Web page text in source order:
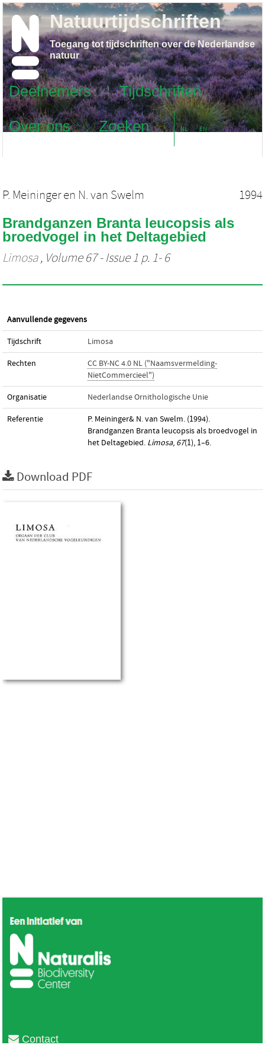
Deelnemers
Tijdschriften
Over ons
Zoeken NL EN
Natuurtijdschriften
Toegang tot tijdschriften over de Nederlandse
natuur
P. Meiningeren N. van Swelm 1994
Brandganzen Branta leucopsis als
broedvogel in het Deltagebied
Limosa, Volume 67 - Issue 1 p. 1- 6
Aanvullende gegevens
Tijdschrift Limosa
Rechten
CC BY-NC 4.0 NL ("Naamsvermelding-
NietCommercieel")
Organisatie Nederlandse Ornithologische Unie
Referentie
P. Meininger& N. van Swelm. (1994).
Brandganzen Branta leucopsis als broedvogel in
het Deltagebied. Limosa, 67(1), 1–6.
Download PDF
Contact